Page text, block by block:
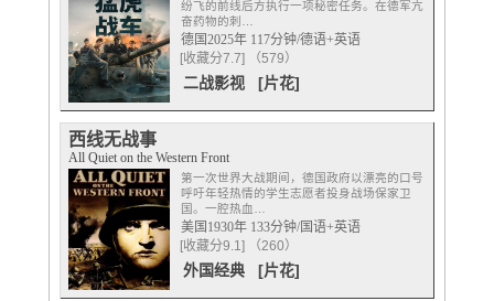
纷飞的前线后方执行一项秘密任务。在德军亢
奋药物的刺…
德国2025年 117分钟/德语+英语
[收藏分7.7] （579）
二战影视 [片花]
西线无战事
All Quiet on the Western Front
第一次世界大战期间，德国政府以漂亮的口号
呼吁年轻热情的学生志愿者投身战场保家卫
国。一腔热血…
美国1930年 133分钟/国语+英语
[收藏分9.1] （260）
外国经典 [片花]